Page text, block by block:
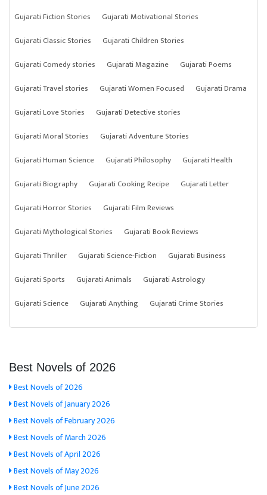
Gujarati Fiction Stories
Gujarati Motivational Stories
Gujarati Classic Stories
Gujarati Children Stories
Gujarati Comedy stories
Gujarati Magazine
Gujarati Poems
Gujarati Travel stories
Gujarati Women Focused
Gujarati Drama
Gujarati Love Stories
Gujarati Detective stories
Gujarati Moral Stories
Gujarati Adventure Stories
Gujarati Human Science
Gujarati Philosophy
Gujarati Health
Gujarati Biography
Gujarati Cooking Recipe
Gujarati Letter
Gujarati Horror Stories
Gujarati Film Reviews
Gujarati Mythological Stories
Gujarati Book Reviews
Gujarati Thriller
Gujarati Science-Fiction
Gujarati Business
Gujarati Sports
Gujarati Animals
Gujarati Astrology
Gujarati Science
Gujarati Anything Gujarati Crime Stories
Best Novels of 2026
Best Novels of 2026
Best Novels of January 2026
Best Novels of February 2026
Best Novels of March 2026
Best Novels of April 2026
Best Novels of May 2026
Best Novels of June 2026